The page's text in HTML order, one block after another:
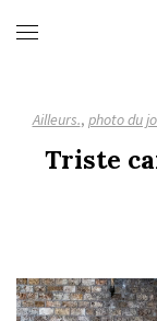
Ailleurs., photo du
Triste